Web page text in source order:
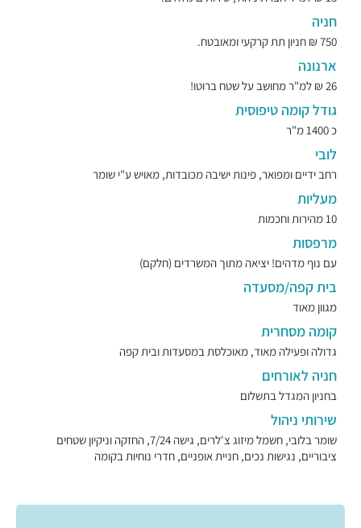
חניה
750 ₪ חניון תת קרקעי ומאובטח.
ארנונה
26 ₪ למ"ר מחושב על שטח ברוטו!
גודל קומה טיפוסית
כ 1400 מ"ר
לובי
רחב ידיים ומפואר, פינות ישיבה מכובדות, מאויש ע"י שומר
מעליות
10 מהירות וחכמות
מרפסות
עם נוף מדהים! יציאה מתוך המשרדים (חלקם)
בית קפה/מסעדה
מגוון מאוד
קומה מסחרית
גדולה ופעילה מאוד, מאוכלסת במסעדות ובית קפה
חניה לאורחים
בחניון המגדל בתשלום
שירותי ניהול
שומר בלובי, חשמל מיזוג צ'לרים, גישה 7/24, החזקה וניקיון שטחים
ציבוריים, נגישות נכים, חניית אופניים, חדרי נוחיות בקומה